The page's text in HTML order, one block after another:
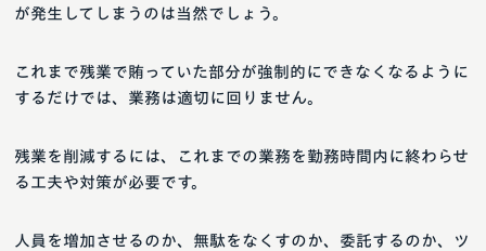
が発生してしまうのは当然でしょう。
これまで残業で賄っていた部分が強制的にできなくなるように
するだけでは、業務は適切に回りません。
残業を削減するには、これまでの業務を勤務時間内に終わらせ
る工夫や対策が必要です。
人員を増加させるのか、無駄をなくすのか、委託するのか、ツ